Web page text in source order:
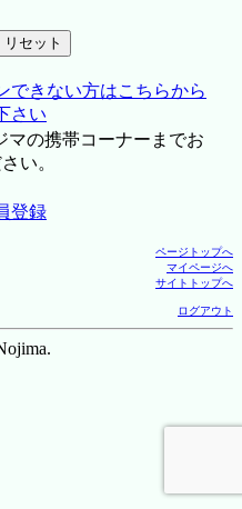
できない方はこちらから
さい
の携帯コーナーまでお
い。
登録
ページトップへ
マイページへ
サイトトップへ
ログアウト